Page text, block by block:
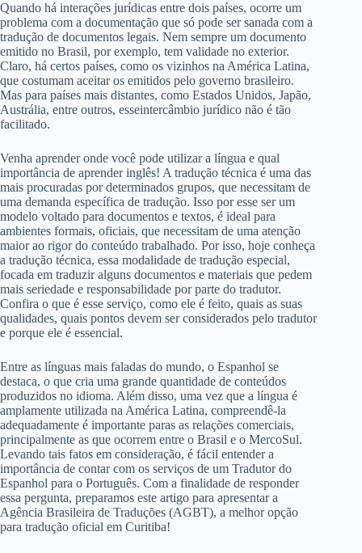
Quando há interações jurídicas entre dois países, ocorre um
problema com a documentação que só pode ser sanada com a
tradução de documentos legais. Nem sempre um documento
emitido no Brasil, por exemplo, tem validade no exterior.
Claro, há certos países, como os vizinhos na América Latina,
que costumam aceitar os emitidos pelo governo brasileiro.
Mas para países mais distantes, como Estados Unidos, Japão,
Austrália, entre outros, esseintercâmbio jurídico não é tão
facilitado.
Venha aprender onde você pode utilizar a língua e qual
importância de aprender inglês! A tradução técnica é uma das
mais procuradas por determinados grupos, que necessitam de
uma demanda específica de tradução. Isso por esse ser um
modelo voltado para documentos e textos, é ideal para
ambientes formais, oficiais, que necessitam de uma atenção
maior ao rigor do conteúdo trabalhado. Por isso, hoje conheça
a tradução técnica, essa modalidade de tradução especial,
focada em traduzir alguns documentos e materiais que pedem
mais seriedade e responsabilidade por parte do tradutor.
Confira o que é esse serviço, como ele é feito, quais as suas
qualidades, quais pontos devem ser considerados pelo tradutor
e porque ele é essencial.
Entre as línguas mais faladas do mundo, o Espanhol se
destaca, o que cria uma grande quantidade de conteúdos
produzidos no idioma. Além disso, uma vez que a língua é
amplamente utilizada na América Latina, compreendê-la
adequadamente é importante paras as relações comerciais,
principalmente as que ocorrem entre o Brasil e o MercoSul.
Levando tais fatos em consideração, é fácil entender a
importância de contar com os serviços de um Tradutor do
Espanhol para o Português. Com a finalidade de responder
essa pergunta, preparamos este artigo para apresentar a
Agência Brasileira de Traduções (AGBT), a melhor opção
para tradução oficial em Curitiba!